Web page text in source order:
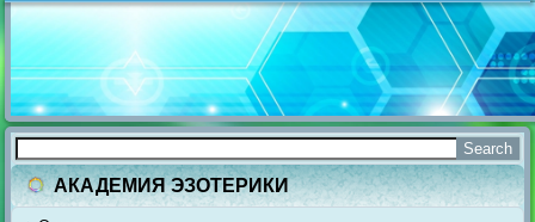
АКАДЕМИЯ ЭЗОТЕРИКИ